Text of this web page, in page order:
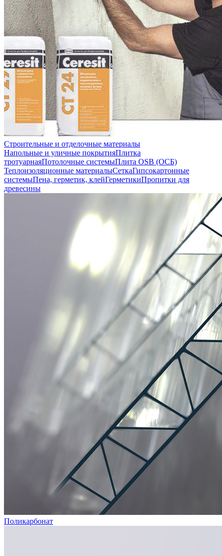
Строительные и отделочные материалы
Напольные и уличные покрытияПлитка
тротуарнаяПотолочные системыПлита OSB (ОСБ)
Теплоизоляционные материалыСеткаГипсокартонные
системыПена, герметик, клейГерметикиПропитки для
древесины
Поликарбонат